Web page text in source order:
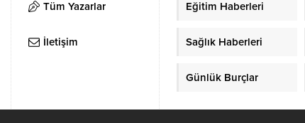
çözüme kavuşturuldu.
uygulamanın ardından
düzenlenen törenle mahalle
teslim edildi....
Tüm Yazarlar
İletişim
Eğitim Haberleri
Sağlık Haberleri
Günlük Burçlar